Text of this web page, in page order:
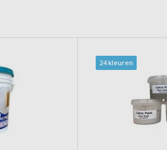
24 kleuren